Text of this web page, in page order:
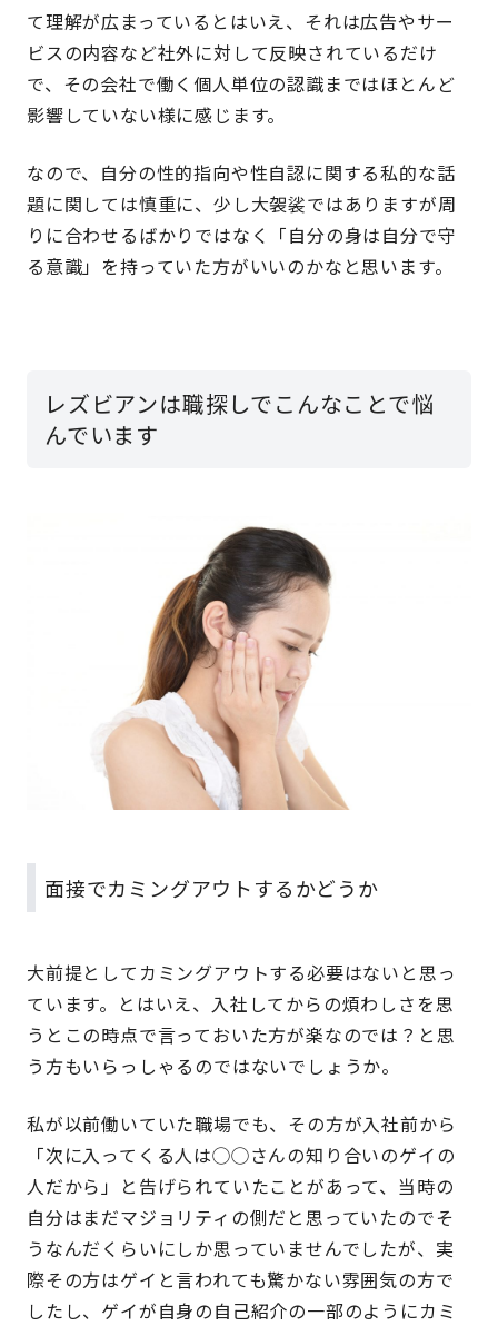
て理解が広まっているとはいえ、それは広告やサー
ビスの内容など社外に対して反映されているだけ
で、その会社で働く個人単位の認識まではほとんど
影響していない様に感じます。
なので、自分の性的指向や性自認に関する私的な話
題に関しては慎重に、少し大袈裟ではありますが周
りに合わせるばかりではなく「自分の身は自分で守
る意識」を持っていた方がいいのかなと思います。
レズビアンは職探しでこんなことで悩
んでいます
面接でカミングアウトするかどうか
大前提としてカミングアウトする必要はないと思っ
ています。とはいえ、入社してからの煩わしさを思
うとこの時点で言っておいた方が楽なのでは？と思
う方もいらっしゃるのではないでしょうか。
私が以前働いていた職場でも、その方が入社前から
「次に入ってくる人は◯◯さんの知り合いのゲイの
人だから」と告げられていたことがあって、当時の
自分はまだマジョリティの側だと思っていたのでそ
うなんだくらいにしか思っていませんでしたが、実
際その方はゲイと言われても驚かない雰囲気の方で
したし、ゲイが自身の自己紹介の一部のようにカミ